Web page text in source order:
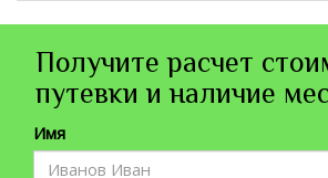
Получите расчет
путевки и наличие
Имя